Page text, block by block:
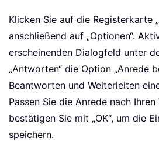
Klicken Sie auf die Registerkarte
anschließend auf „Optionen“.
erscheinenden Dialogfeld unter
„Antworten“ die Option „Anrede
Beantworten und Weiterleiten
Passen Sie die Anrede nach
bestätigen Sie mit „OK“, um die
speichern.